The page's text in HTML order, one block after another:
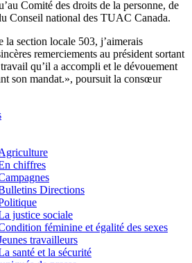
Comité des droits de la personne, de
Conseil national des TUAC Canada.
la section locale 503, j’aimerais
remerciements au président sortant
qu’il a accompli et le dévouement
son mandat.», poursuit la consœur
chiffres
Directions
justice sociale
féminine et égalité des sexes
travailleurs
santé et la sécurité